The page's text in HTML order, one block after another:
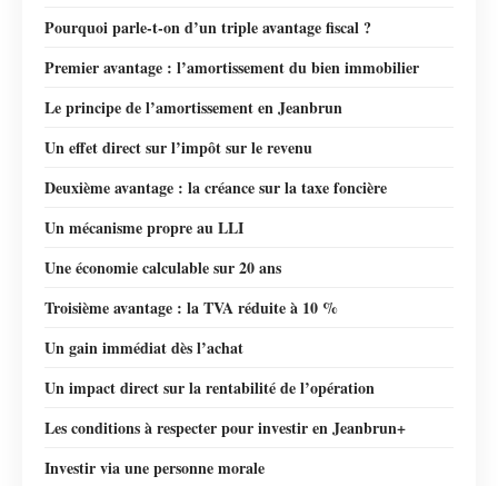
Pourquoi parle-t-on d’un triple avantage fiscal ?
Premier avantage : l’amortissement du bien immobilier
Le principe de l’amortissement en Jeanbrun
Un effet direct sur l’impôt sur le revenu
Deuxième avantage : la créance sur la taxe foncière
Un mécanisme propre au LLI
Une économie calculable sur 20 ans
Troisième avantage : la TVA réduite à 10 %
Un gain immédiat dès l’achat
Un impact direct sur la rentabilité de l’opération
Les conditions à respecter pour investir en Jeanbrun+
Investir via une personne morale